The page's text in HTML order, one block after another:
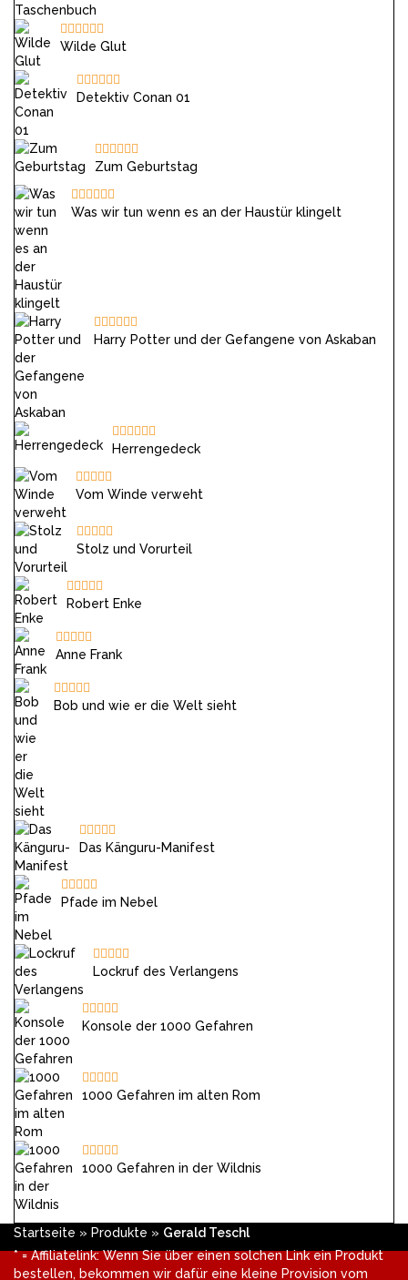
Wilde Glut
Detektiv Conan 01
Zum Geburtstag
Was wir tun wenn es an der Haustür klingelt
Harry Potter und der Gefangene von Askaban
Herrengedeck
Vom Winde verweht
Stolz und Vorurteil
Robert Enke
Anne Frank
Bob und wie er die Welt sieht
Das Känguru-Manifest
Pfade im Nebel
Lockruf des Verlangens
Konsole der 1000 Gefahren
1000 Gefahren im alten Rom
1000 Gefahren in der Wildnis
Startseite » Produkte » Gerald Teschl
* = Affiliatelink: Wenn Sie über einen solchen Link ein Produkt
bestellen, bekommen wir dafür eine kleine Provision vom